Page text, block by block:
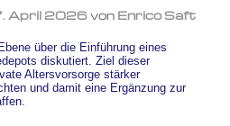
April 2026vonEnrico Saft
über die Einführung eines
diskutiert. Ziel dieser
Altersvorsorge stärker
und damit eine Ergänzung zur